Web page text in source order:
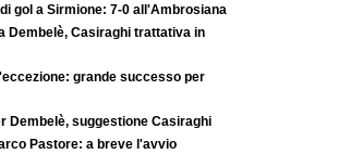
gol a Sirmione: 7-0 all'Ambrosiana
Dembelè, Casiraghi trattativa in
grande successo per
Dembelè, suggestione Casiraghi
Pastore: a breve l'avvio